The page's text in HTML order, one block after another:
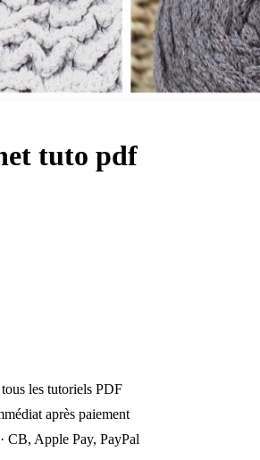
tuto pdf
les tutoriels PDF
après paiement
CB, Apple Pay, PayPal